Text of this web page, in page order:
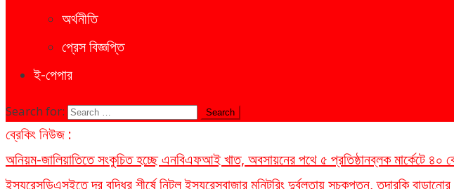
অর্থনীতি
প্রেস বিজ্ঞপ্তি
ই-পেপার
Search for:
ব্রেকিং নিউজ :
অনিয়ম-জালিয়াতিতে সংকুচিত হচ্ছে এনবিএফআই খাত, অবসায়নের পথে ৫ প্রতিষ্ঠানব্লক মার্কেটে ৪০
ইন্স্যুরেন্সডিএসইতে দর বৃদ্ধির শীর্ষে নিটল ইন্স্যুরেন্সবাজার মনিটরিং দুর্বলতায় সূচকপতন, তদারকি বাড়ানোর